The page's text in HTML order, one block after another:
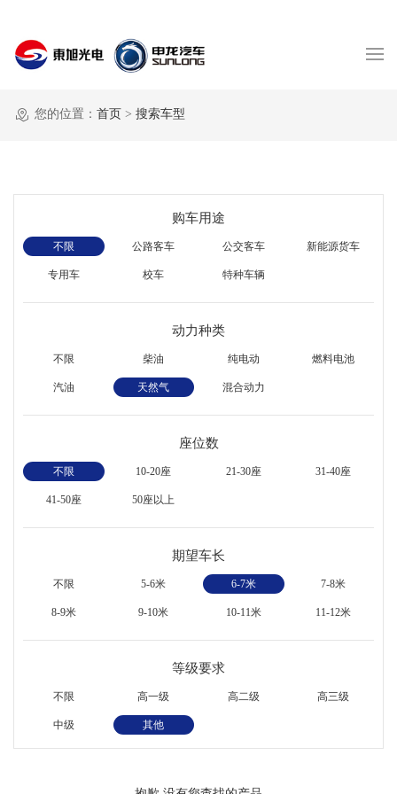
您的位置： 首页 > 搜索车型
购车用途
不限 公路客车 公交客车 新能源货车
专用车 校车 特种车辆
动力种类
不限 柴油 纯电动 燃料电池
汽油 天然气 混合动力
座位数
不限 10-20座 21-30座 31-40座
41-50座 50座以上
期望车长
不限 5-6米 6-7米 7-8米
8-9米 9-10米 10-11米 11-12米
等级要求
不限 高一级 高二级 高三级
中级 其他